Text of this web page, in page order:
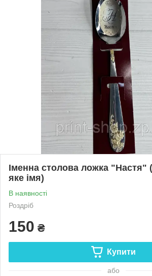
Іменна столова ложка "Настя"
яке імя)
В наявності
Роздріб
150 ₴
Купити
або